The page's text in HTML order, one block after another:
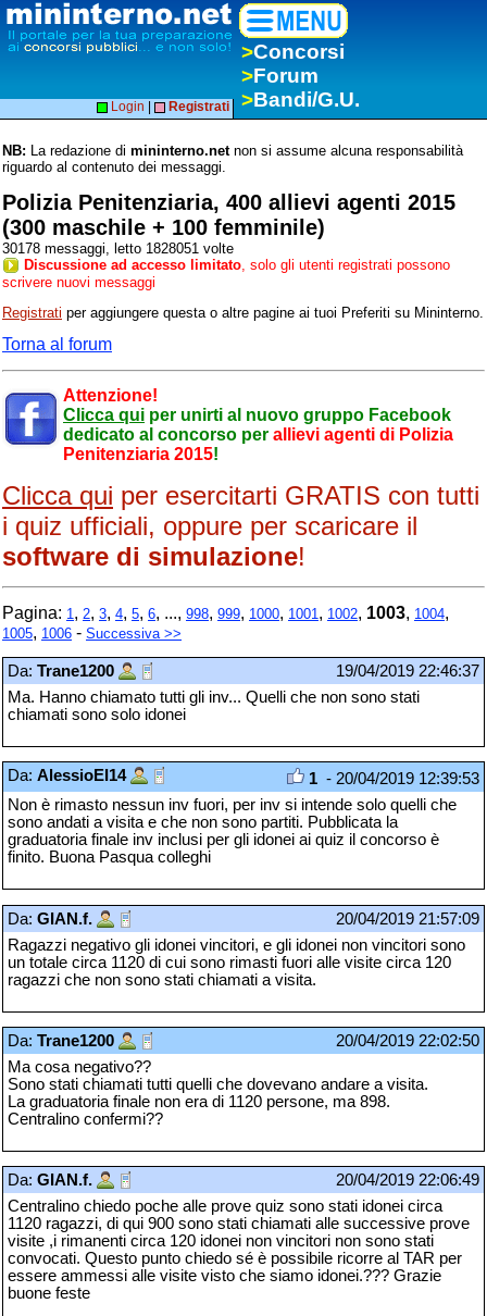
>Concorsi
>Forum
>Bandi/G.U.
Login Registrati
NB: La redazione di mininterno.netnon si assume alcuna responsabilità
riguardo al contenuto dei messaggi.
Polizia Penitenziaria, 400 allievi agenti 2015
(300 maschile + 100 femminile)
30178 messaggi, letto 1828051 volte
Discussione ad accesso limitato , solo gli utenti registrati possono
scrivere nuovi messaggi
Registrati per aggiungere questa o altre pagine ai tuoi Preferiti su Mininterno.
Torna al forum
Attenzione!
Clicca qui per unirti al nuovo gruppo Facebook
dedicato al concorso per allievi agenti di Polizia
Penitenziaria 2015!
Clicca qui per esercitarti GRATIS con tutti
i quiz ufficiali, oppure per scaricare il
software di simulazione!
Pagina: 1 , 2, 3, 4, 5, 6, ..., 998, 999, 1000, 1001 , 1002, 1003, 1004,
1005, 1006 - Successiva >>
Da: Trane1200
19/04/2019 22:46:37
Ma. Hanno chiamato tutti gli inv... Quelli che non sono stati
chiamati sono solo idonei
Da: AlessioEI14 1 - 20/04/2019 12:39:53
Non è rimasto nessun inv fuori, per inv si intende solo quelli che
sono andati a visita e che non sono partiti. Pubblicata la
graduatoria finale inv inclusi per gli idonei ai quiz il concorso è
finito. Buona Pasqua colleghi
Da: GIAN.f.
20/04/2019 21:57:09
Ragazzi negativo gli idonei vincitori, e gli idonei non vincitori sono
un totale circa 1120 di cui sono rimasti fuori alle visite circa 120
ragazzi che non sono stati chiamati a visita.
Da: Trane1200
20/04/2019 22:02:50
Ma cosa negativo??
Sono stati chiamati tutti quelli che dovevano andare a visita.
La graduatoria finale non era di 1120 persone, ma 898.
Centralino confermi??
Da: GIAN.f.
20/04/2019 22:06:49
Centralino chiedo poche alle prove quiz sono stati idonei circa
1120 ragazzi, di qui 900 sono stati chiamati alle successive prove
visite ,i rimanenti circa 120 idonei non vincitori non sono stati
convocati. Questo punto chiedo sé è possibile ricorre al TAR per
essere ammessi alle visite visto che siamo idonei.??? Grazie
buone feste